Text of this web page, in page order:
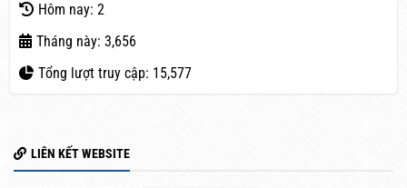
Hôm nay: 2
Tháng này: 3,656
Tổng lượt truy cập: 15,577
LIÊN KẾT WEBSITE